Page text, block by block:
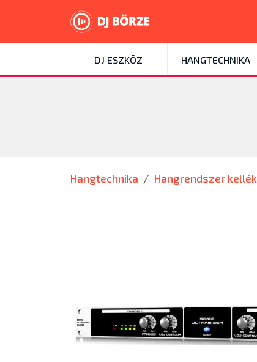
DJ ESZKÖZ HANGTECHNIKA
Hangtechnika Hangrendszer kellék